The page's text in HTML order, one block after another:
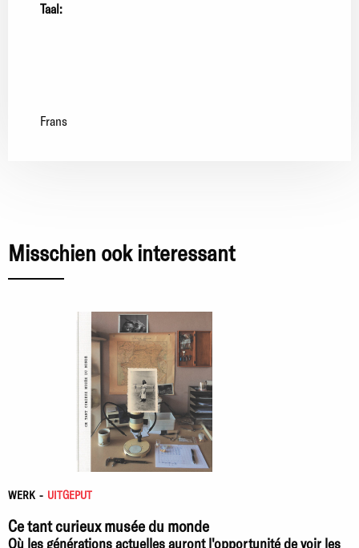
Taal:
Frans
Misschien ook interessant
WERK - UITGEPUT
Ce tant curieux musée du monde
Où les générations actuelles auront l'opportunité de voir les